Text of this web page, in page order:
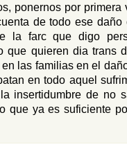
ponernos por primera
de todo ese daño
la farc que digo
que quieren dia trans
las familias en el
en todo aquel
insertidumbre de no
que ya es suficiente